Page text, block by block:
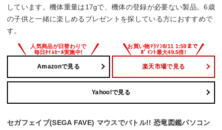
しています。機体重量は17gで、機体の登録が必要ない製品。6歳
の子供と一緒に楽しめるプレゼントを探している方におすすめで
す。
Amazonで見る 楽天市場で見る
Yahoo!で見る
セガフェイブ(SEGA FAVE) マウスでバトル!! 恐竜図鑑パソコン